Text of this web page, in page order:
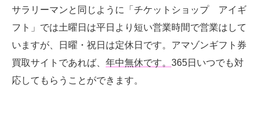
サラリーマンと同じように「チケットショップ アイギ
フト」では土曜日は平日より短い営業時間で営業はして
いますが、日曜・祝日は定休日です。アマゾンギフト券
買取サイトであれば、 年中無休です。 365日いつでも対
応してもらうことができます。